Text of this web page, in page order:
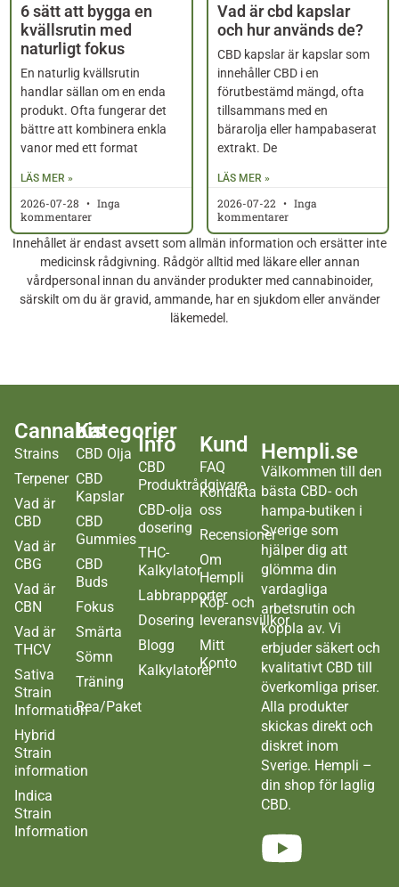
6 sätt att bygga en
kvällsrutin med
naturligt fokus
En naturlig kvällsrutin
handlar sällan om en enda
produkt. Ofta fungerar det
bättre att kombinera enkla
vanor med ett format
LÄS MER »
2026-07-28
Inga
kommentarer
Vad är cbd kapslar
och hur används de?
CBD kapslar är kapslar som
innehåller CBD i en
förutbestämd mängd, ofta
tillsammans med en
bärarolja eller hampabaserat
extrakt. De
LÄS MER »
2026-07-22
Inga
kommentarer
Innehållet är endast avsett som allmän information och ersätter inte
medicinsk rådgivning. Rådgör alltid med läkare eller annan
vårdpersonal innan du använder produkter med cannabinoider,
särskilt om du är gravid, ammande, har en sjukdom eller använder
läkemedel.
Cannabis
Strains
Terpener
Vad är
CBD
Vad är
CBG
Vad är
CBN
Vad är
THCV
Sativa
Strain
Information
Hybrid
Strain
information
Indica
Strain
Information
Kategorier
CBD Olja
CBD
Kapslar
CBD
Gummies
CBD
Buds
Fokus
Smärta
Sömn
Träning
Rea/Paket
Info
CBD
Produktrådgivare
CBD-olja
dosering
THC-
Kalkylator
Labbrapporter
Dosering
Blogg
Kalkylatorer
Kund
FAQ
Kontakta
oss
Recensioner
Om
Hempli
Köp- och
leveransvillkor
Mitt
Konto
Hempli.se
Välkommen till den
bästa CBD- och
hampa-butiken i
Sverige som
hjälper dig att
glömma din
vardagliga
arbetsrutin och
koppla av. Vi
erbjuder säkert och
kvalitativt CBD till
överkomliga priser.
Alla produkter
skickas direkt och
diskret inom
Sverige. Hempli –
din shop för laglig
CBD.